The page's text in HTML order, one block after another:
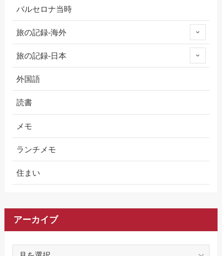
バルセロナ当時
旅の記録-海外
旅の記録-日本
外国語
読書
メモ
ランチメモ
住まい
アーカイブ